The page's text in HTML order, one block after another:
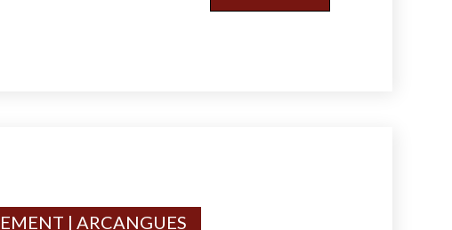
| ARCANGUES